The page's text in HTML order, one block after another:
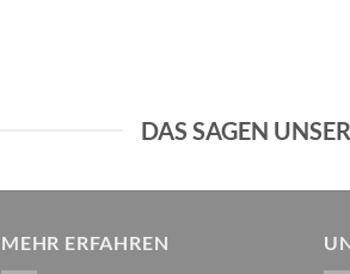
DAS SAGEN
MEHR ERFAHREN